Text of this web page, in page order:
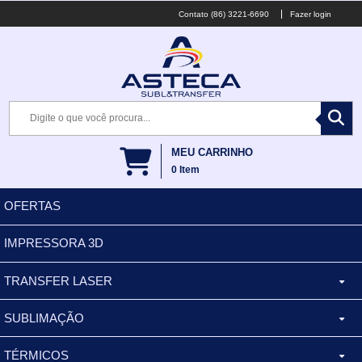
(86) 3221-6690 Fazer login
MEU CARRINHO
0 Item
OFERTAS
IMPRESSORA 3D
TRANSFER LASER
CANECA ALUMINIO
BALDES
SUBLIMAÇÃO
XÍCARA
TÉRMICOS